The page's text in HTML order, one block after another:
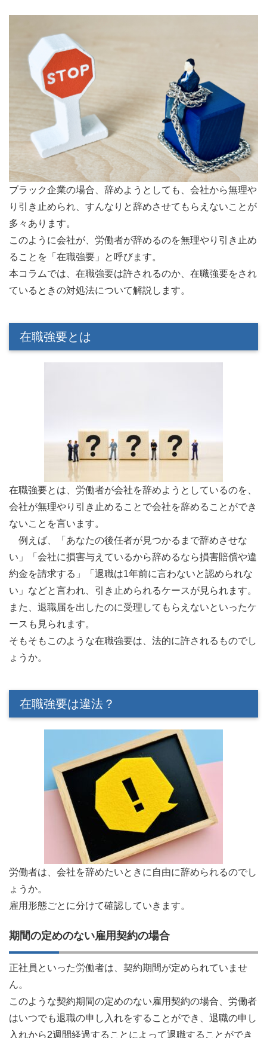
ブラック企業の場合、辞めようとしても、会社から無理や
り引き止められ、すんなりと辞めさせてもらえないことが
多々あります。
このように会社が、労働者が辞めるのを無理やり引き止め
ることを「在職強要」と呼びます。
本コラムでは、在職強要は許されるのか、在職強要をされ
ているときの対処法について解説します。
在職強要とは
在職強要とは、労働者が会社を辞めようとしているのを、
会社が無理やり引き止めることで会社を辞めることができ
ないことを言います。
例えば、「あなたの後任者が見つかるまで辞めさせな
い」「会社に損害与えているから辞めるなら損害賠償や違
約金を請求する」「退職は1年前に言わないと認められな
い」などと言われ、引き止められるケースが見られます。
また、退職届を出したのに受理してもらえないといったケ
ースも見られます。
そもそもこのような在職強要は、法的に許されるものでし
ょうか。
在職強要は違法？
労働者は、会社を辞めたいときに自由に辞められるのでし
ょうか。
雇用形態ごとに分けて確認していきます。
期間の定めのない雇用契約の場合
正社員といった労働者は、契約期間が定められていませ
ん。
このような契約期間の定めのない雇用契約の場合、労働者
はいつでも退職の申し入れをすることができ、退職の申し
入れから2週間経過することによって退職することができ